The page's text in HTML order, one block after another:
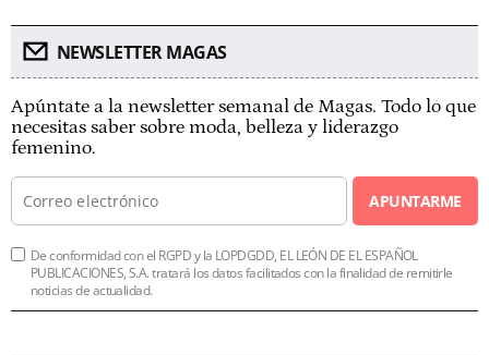
NEWSLETTER MAGAS
Apúntate a la newsletter semanal de Magas. Todo lo que
necesitas saber sobre moda, belleza y liderazgo
femenino.
APUNTARME
De conformidad con el RGPD y la LOPDGDD, EL LEÓN DE EL ESPAÑOL
PUBLICACIONES, S.A. tratará los datos facilitados con la finalidad de remitirle
noticias de actualidad.